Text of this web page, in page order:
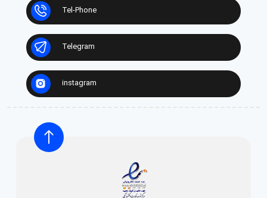
Tel-Phone
Telegram
instagram